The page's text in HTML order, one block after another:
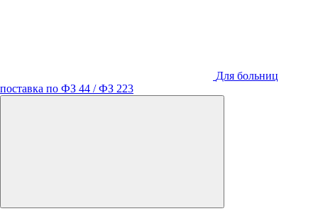
Для больниц
поставка по ФЗ 44 / ФЗ 223